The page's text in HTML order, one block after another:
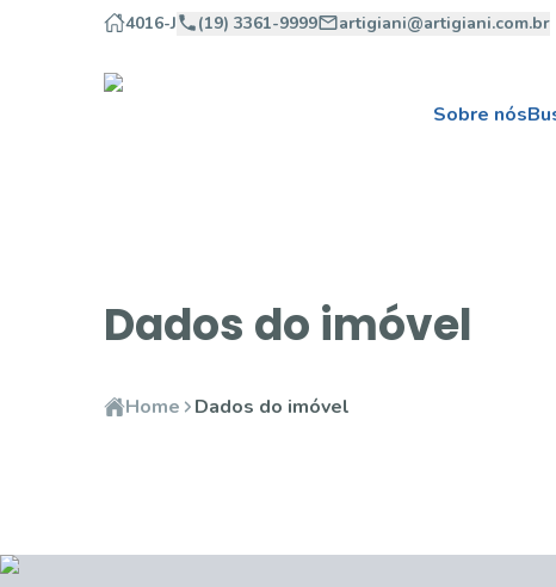
4016-J (19) 3361-9999 artigiani@artigiani.com.br
Sobre nós
Dados do imóvel
Home Dados do imóvel